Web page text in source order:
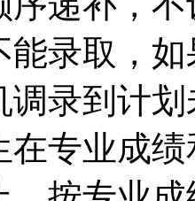
能录取，
调录到计
在专业成